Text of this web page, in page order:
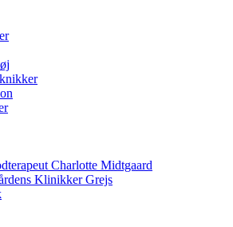
Charlotte Midtgaard
Klinikker Grejs